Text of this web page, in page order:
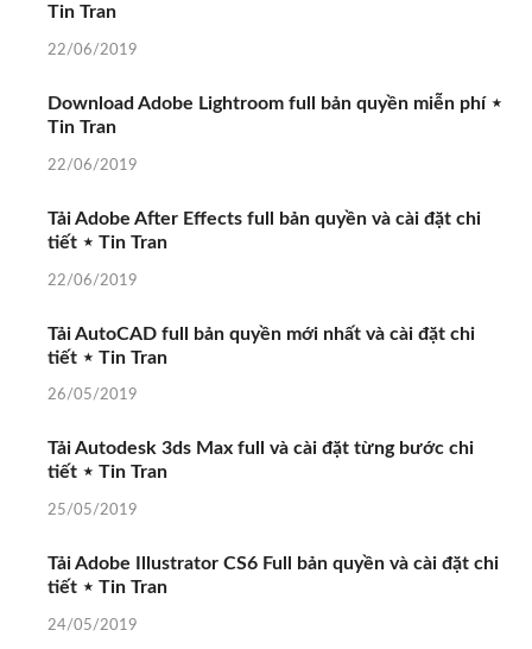
Tin Tran
22/06/2019
Download Adobe Lightroom full bản quyền miễn phí ⋆
Tin Tran
22/06/2019
Tải Adobe After Effects full bản quyền và cài đặt chi
tiết ⋆ Tin Tran
22/06/2019
Tải AutoCAD full bản quyền mới nhất và cài đặt chi
tiết ⋆ Tin Tran
26/05/2019
Tải Autodesk 3ds Max full và cài đặt từng bước chi
tiết ⋆ Tin Tran
25/05/2019
Tải Adobe Illustrator CS6 Full bản quyền và cài đặt chi
tiết ⋆ Tin Tran
24/05/2019